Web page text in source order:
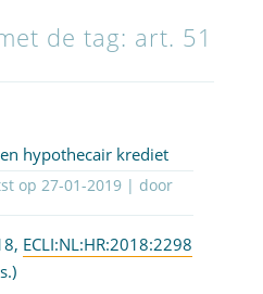
de tag: art. 51
hypothecair krediet
op 27-01-2019| door
ECLI:NL:HR:2018:2298